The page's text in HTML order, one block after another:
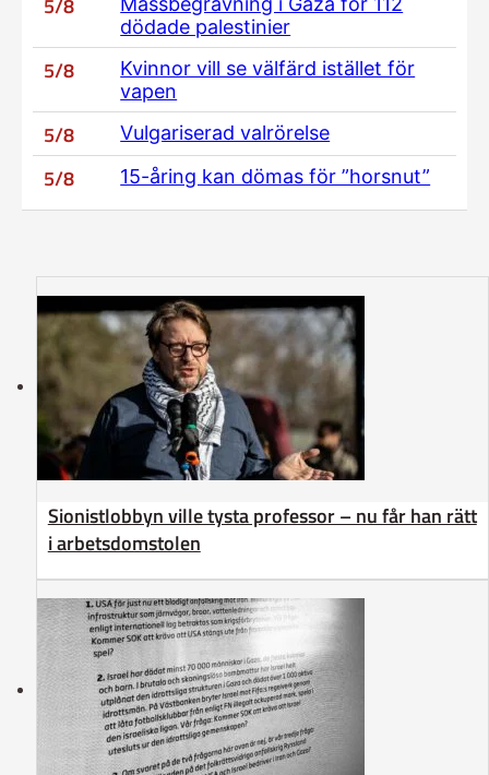
5/8
dödade palestinier
5/8
Kvinnor vill se välfärd istället för
vapen
5/8 Vulgariserad valrörelse
5/8 15-åring kan dömas för ”horsnut”
Sionistlobbyn ville tysta professor – nu får han rätt
i arbetsdomstolen